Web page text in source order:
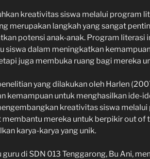
kreativitas siswa melalui program
merupakan langkah yang sangat
potensi anak-anak. Program literasi
siswa dalam meningkatkan
juga membuka ruang bagi mereka
yang dilakukan oleh Harlen
kemampuan untuk menghasilkan ide-
kreativitas siswa
membantu mereka untuk berpikir out of
karya-karya yang unik.
guru di SDN 013 Tenggarong, Bu Ani,